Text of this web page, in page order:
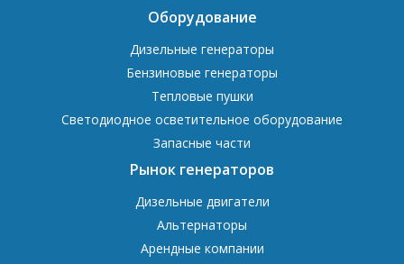
Оборудование
Дизельные генераторы
Бензиновые генераторы
Тепловые пушки
Светодиодное осветительное оборудование
Запасные части
Рынок генераторов
Дизельные двигатели
Альтернаторы
Арендные компании